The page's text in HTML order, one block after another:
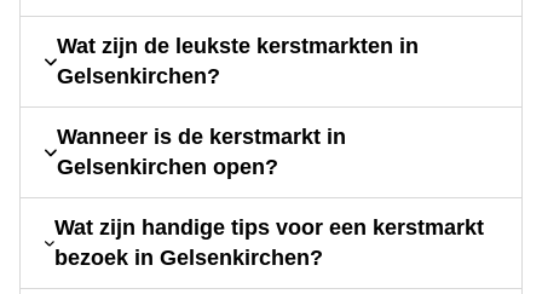
Wat zijn de leukste kerstmarkten in
Gelsenkirchen?
Wanneer is de kerstmarkt in
Gelsenkirchen open?
Wat zijn handige tips voor een kerstmarkt
bezoek in Gelsenkirchen?